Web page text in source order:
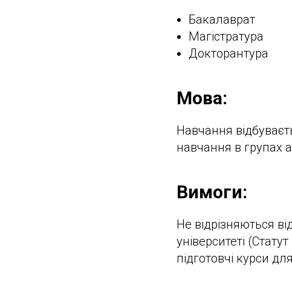
Бакалаврат
Магістратура
Докторантура
Мова:
Навчання
навчання в групах
Вимоги:
Не відрізняються
університеті
підготовчі курси